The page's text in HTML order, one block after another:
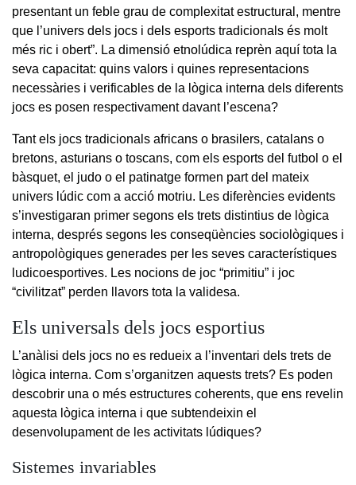
presentant un feble grau de complexitat estructural, mentre
que l’univers dels jocs i dels esports tradicionals és molt
més ric i obert”. La dimensió etnolúdica reprèn aquí tota la
seva capacitat: quins valors i quines representacions
necessàries i verificables de la lògica interna dels diferents
jocs es posen respectivament davant l’escena?
Tant els jocs tradicionals africans o brasilers, catalans o
bretons, asturians o toscans, com els esports del futbol o el
bàsquet, el judo o el patinatge formen part del mateix
univers lúdic com a acció motriu. Les diferències evidents
s’investigaran primer segons els trets distintius de lògica
interna, després segons les conseqüències sociològiques i
antropològiques generades per les seves característiques
ludicoesportives. Les nocions de joc “primitiu” i joc
“civilitzat” perden llavors tota la validesa.
Els universals dels jocs esportius
L’anàlisi dels jocs no es redueix a l’inventari dels trets de
lògica interna. Com s’organitzen aquests trets? Es poden
descobrir una o més estructures coherents, que ens revelin
aquesta lògica interna i que subtendeixin el
desenvolupament de les activitats lúdiques?
Sistemes invariables